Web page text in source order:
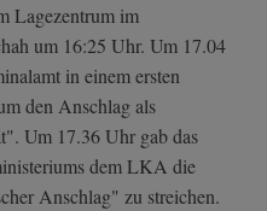
Lagezentrum im
um 16:25 Uhr. Um 17.04
in einem ersten
den Anschlag als
Um 17.36 Uhr gab das
dem LKA die
Anschlag" zu streichen.